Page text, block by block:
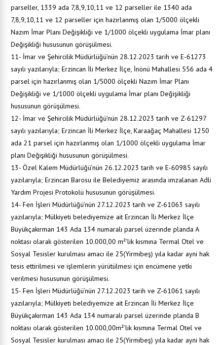
parseller, 1339 ada 7,8,9,10,11 ve 12 parseller ile 1340 ada
7,8,9,10,11 ve 12 parseller için hazırlanmış olan 1/5000 ölçekli
Nazım İmar Planı Değişikliği ve 1/1000 ölçekli uygulama İmar planı
Değişikliği hususunun görüşülmesi.
11- İmar ve Şehircilik Müdürlüğü’nün 28.12.2023 tarih ve E-61273
sayılı yazılarıyla; Erzincan İli Merkez İlçe, İnönü Mahallesi 556 ada 4
parsel için hazırlanmış olan 1/5000 ölçekli Nazım İmar Planı
Değişikliği ve 1/1000 ölçekli uygulama İmar planı Değişikliği
hususunun görüşülmesi.
12- İmar ve Şehircilik Müdürlüğü’nün 28.12.2023 tarih ve Z-61297
sayılı yazılarıyla; Erzincan İli Merkez İlçe, Karaağaç Mahallesi 1250
ada 21 parsel için hazırlanmış olan 1/1000 ölçekli uygulama İmar
planı Değişikliği hususunun görüşülmesi.
13- Özel Kalem Müdürlüğü’nün 26.12.2023 tarih ve E-60985 sayılı
yazılarıyla; Erzincan Barosu ile Belediyemiz arasında imzalanan Adli
Yardım Projesi Protokolü hususunun görüşülmesi.
14- Fen İşleri Müdürlüğü’nün 27.12.2023 tarih ve Z-61063 sayılı
yazılarıyla; Mülkiyeti belediyemize ait Erzincan İli Merkez İlçe
Büyükçakırman 143 Ada 134 numaralı parsel üzerinde planda A
noktası olarak gösterilen 10.000,00 m²’lik kısmına Termal Otel ve
Sosyal Tesisler kurulması amacı ile 25(Yirmibeş) yıla kadar ayni hak
tesis ettirilmesi ve işlemlerin yürütülmesi için encümene yetki
verilmesi hususunun görüşülmesi.
15- Fen İşleri Müdürlüğü’nün 27.12.2023 tarih ve Z-61061 sayılı
yazılarıyla; Mülkiyeti belediyemize ait Erzincan İli Merkez İlçe
Büyükçakırman 143 Ada 134 numaralı parsel üzerinde planda B
noktası olarak gösterilen 10.000,00m²’lik kısmına Termal Otel ve
Sosyal Tesisler kurulması amacı ile 25(Yirmibeş) yıla kadar ayni hak